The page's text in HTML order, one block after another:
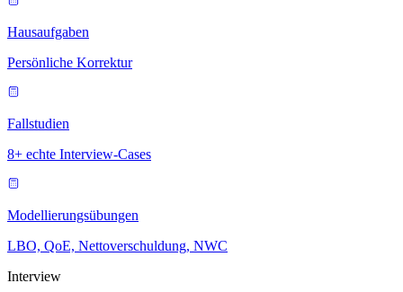
Hausaufgaben
Persönliche Korrektur
Fallstudien
8+ echte Interview-Cases
Modellierungsübungen
LBO, QoE, Nettoverschuldung, NWC
Interview